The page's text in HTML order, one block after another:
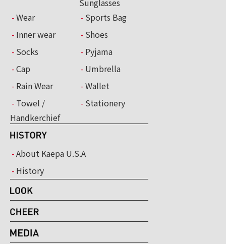
Wear
Sports Bag
Inner wear
Shoes
Socks
Pyjama
Cap
Umbrella
Rain Wear
Wallet
Towel /
Handkerchief
Stationery
About Kaepa U.S.A
History